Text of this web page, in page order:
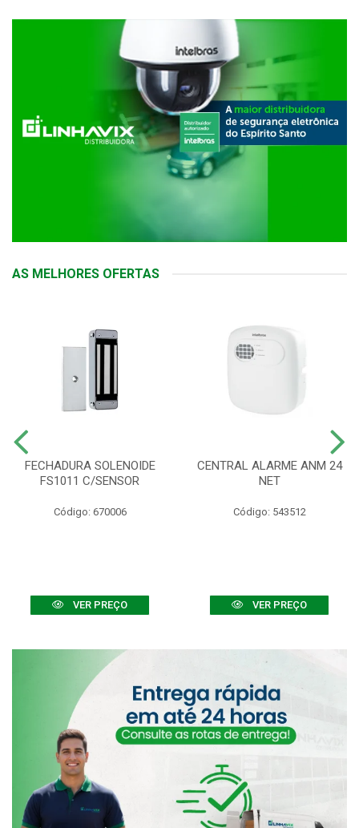
AS MELHORES OFERTAS
FECHADURA SOLENOIDE
FS1011 C/SENSOR
Código: 670006
VER PREÇO
CENTRAL ALARME ANM 24
NET
Código: 543512
VER PREÇO